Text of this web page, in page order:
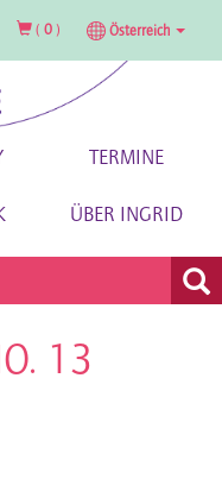
( 0 ) Österreich
TERMINE
ÜBER INGRID
13